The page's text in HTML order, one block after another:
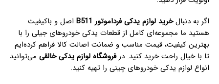
اگر به دنبالخرید لوازم یدکی فرداموتور B511
اصل و باکیفیت
هستید ما مجموعه‌ای کامل از قطعات یدکی خودروهای جیلی را با
بهترین کیفیت، قیمت مناسب و ضمانت اصالت کالا فراهم کرده‌ایم
تا با خیال راحت خرید کنید. درفروشگاه لوازم یدکی خالقی می‌توانید
انواع لوازم یدکی خودروهای چینی را تهیه کنید.